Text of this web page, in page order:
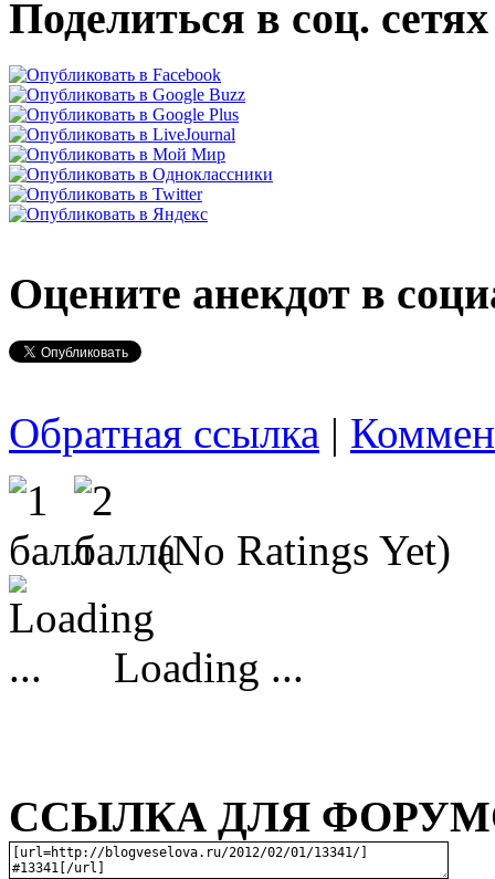
Поделиться в соц. сетях
Оцените анекдот в
Обратная ссылка |
(No Ratings Yet)
Loading ...
ССЫЛКА ДЛЯ